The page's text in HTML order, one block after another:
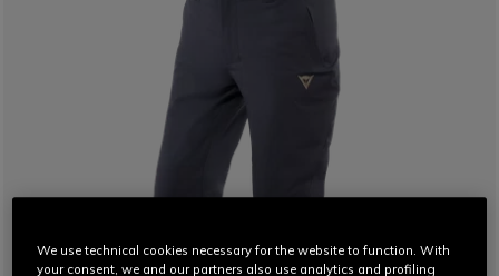
We use technical cookies necessary for the website to function. With
your consent, we and our partners also use analytics and profiling